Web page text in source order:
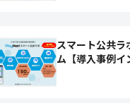
スマート公共
ム【導入事例イ